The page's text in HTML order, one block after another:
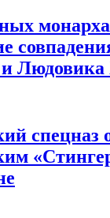
Людовика
спецназ